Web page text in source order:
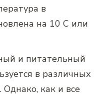
в
​​на 10 С или
и питательный
в различных
как и все